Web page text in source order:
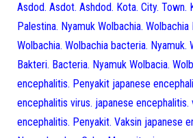
Asdod. Asdot. Ashdod. Kota. City. Town.
Palestina. Nyamuk Wolbachia.
Wolbachia. Wolbachia bacteria. Nyamuk.
Bakteri. Bacteria. Nyamuk Wolbacia.
encephalitis. Penyakit japanese
encephalitis virus. japanese encephalitis.
encephalitis. Penyakit. Vaksin japanese